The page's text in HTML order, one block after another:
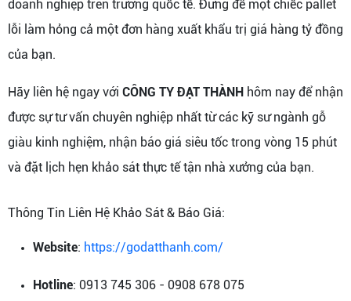
doanh nghiệp trên trường quốc tế. Đừng để một chiếc pallet
lỗi làm hỏng cả một đơn hàng xuất khẩu trị giá hàng tỷ đồng
của bạn.
Hãy liên hệ ngay với CÔNG TY ĐẠT THÀNH hôm nay để nhận
được sự tư vấn chuyên nghiệp nhất từ các kỹ sư ngành gỗ
giàu kinh nghiệm, nhận báo giá siêu tốc trong vòng 15 phút
và đặt lịch hẹn khảo sát thực tế tận nhà xưởng của bạn.
Thông Tin Liên Hệ Khảo Sát & Báo Giá:
Website: https://godatthanh.com/
Hotline: 0913 745 306 - 0908 678 075